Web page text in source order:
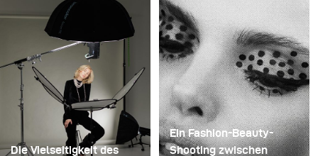
entfernte die Standfüße, bohrte ein Loch durch die Mitte
jedes einzelnen Glases und steckte sie anschließend
auf einen Bohrer. So entstand eine mehrschichtige,
rotierende Konstruktion, die die Flüssigkeit zunächst
aufnehmen und dann freigeben konnte.
Die Vielseitigkeit des
Ein Fashion-Beauty-
Shooting zwischen